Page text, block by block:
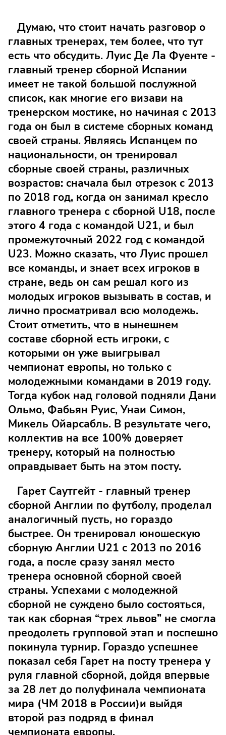
Думаю, что стоит начать разговор о
главных тренерах, тем более, что тут
есть что обсудить. Луис Де Ла Фуенте -
главный тренер сборной Испании
имеет не такой большой послужной
список, как многие его визави на
тренерском мостике, но начиная с 2013
года он был в системе сборных команд
своей страны. Являясь Испанцем по
национальности, он тренировал
сборные своей страны, различных
возрастов: сначала был отрезок с 2013
по 2018 год, когда он занимал кресло
главного тренера с сборной U18, после
этого 4 года с командой U21, и был
промежуточный 2022 год с командой
U23. Можно сказать, что Луис прошел
все команды, и знает всех игроков в
стране, ведь он сам решал кого из
молодых игроков вызывать в состав, и
лично просматривал всю молодежь.
Стоит отметить, что в нынешнем
составе сборной есть игроки, с
которыми он уже выигрывал
чемпионат европы, но только с
молодежными командами в 2019 году.
Тогда кубок над головой подняли Дани
Ольмо, Фабьян Руис, Унаи Симон,
Микель Ойарсабль. В результате чего,
коллектив на все 100% доверяет
тренеру, который на полностью
оправдывает быть на этом посту.
Гарет Саутгейт - главный тренер
сборной Англии по футболу, проделал
аналогичный пусть, но гораздо
быстрее. Он тренировал юношескую
сборную Англии U21 с 2013 по 2016
года, а после сразу занял место
тренера основной сборной своей
страны. Успехами с молодежной
сборной не суждено было состояться,
так как сборная “трех львов” не смогла
преодолеть групповой этап и поспешно
покинула турнир. Гораздо успешнее
показал себя Гарет на посту тренера у
руля главной сборной, дойдя впервые
за 28 лет до полуфинала чемпионата
мира (ЧМ 2018 в России)и выйдя
второй раз подряд в финал
чемпионата европы.